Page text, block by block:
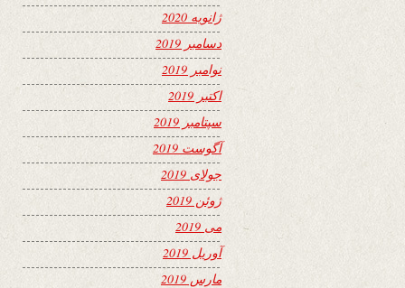
ژانویه 2020
دسامبر 2019
نوامبر 2019
اکتبر 2019
سپتامبر 2019
آگوست 2019
جولای 2019
ژوئن 2019
می 2019
آوریل 2019
مارس 2019